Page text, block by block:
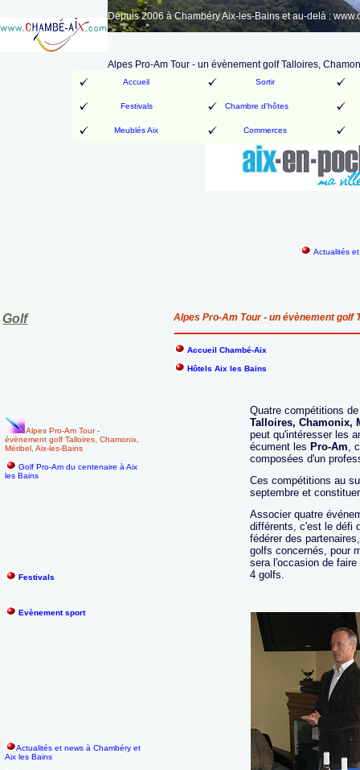
Depuis 2006 à Chambéry Aix-les-Bains et au-delà :
Alpes Pro-Am Tour - un évènement golf Talloires,
Accueil Sortir
Festivals Chambre d'hôtes
Meublés Aix Commerces
Actualités
Golf Alpes Pro-Am Tour - un évènement
Accueil Chambé-Aix
Hôtels Aix les Bains
Alpes Pro-Am Tour -
évènement golf Talloires, Chamonix,
Méribel, Aix-les-Bains
Golf Pro-Am du centenaire à Aix
les Bains
Festivals
Evènement sport
Actualités et news à Chambéry et
Aix les Bains
Quatre compétitions
Talloires, Chamonix,
peut qu'intéresser les
écument les Pro-Am,
composées d'un
Ces compétitions au
septembre et
Associer quatre
différents, c'est le défi
fédérer des
golfs concernés, pour
sera l'occasion de
4 golfs.